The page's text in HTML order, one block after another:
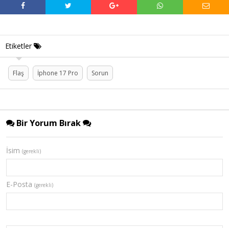
Etiketler
Flaş İphone 17 Pro Sorun
Bir Yorum Bırak
İsim (gerekli)
E-Posta (gerekli)